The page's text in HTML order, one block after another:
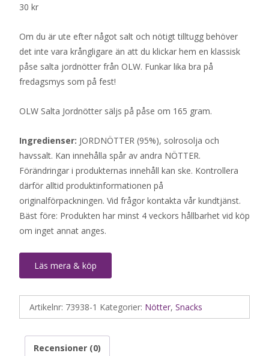
30 kr
Om du är ute efter något salt och nötigt tilltugg behöver
det inte vara krångligare än att du klickar hem en klassisk
påse salta jordnötter från OLW. Funkar lika bra på
fredagsmys som på fest!
OLW Salta Jordnötter säljs på påse om 165 gram.
Ingredienser: JORDNÖTTER (95%), solrosolja och
havssalt. Kan innehålla spår av andra NÖTTER.
Förändringar i produkternas innehåll kan ske. Kontrollera
därför alltid produktinformationen på
originalförpackningen. Vid frågor kontakta vår kundtjänst.
Bäst före: Produkten har minst 4 veckors hållbarhet vid köp
om inget annat anges.
Läs mera & köp
Artikelnr: 73938-1 Kategorier: Nötter, Snacks
Recensioner (0)